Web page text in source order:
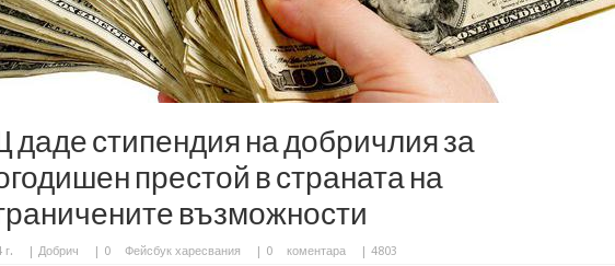
стипендия на добричлия за
престой в страната на
възможности
г. | Добрич | 0 Фейсбук харесвания | 0 коментара | 4803